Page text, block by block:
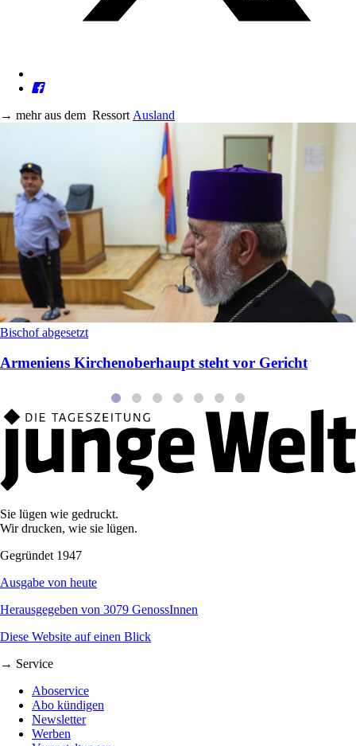
→ mehr aus dem Ressort Ausland
Bischof abgesetzt
Armeniens Kirchenoberhaupt steht vor Gericht
Sie lügen wie gedruckt.
Wir drucken, wie sie lügen.
Gegründet 1947
Ausgabe von heute
Herausgegeben von 3079 GenossInnen
Diese Website auf einen Blick
→ Service
Aboservice
Abo kündigen
Newsletter
Werben